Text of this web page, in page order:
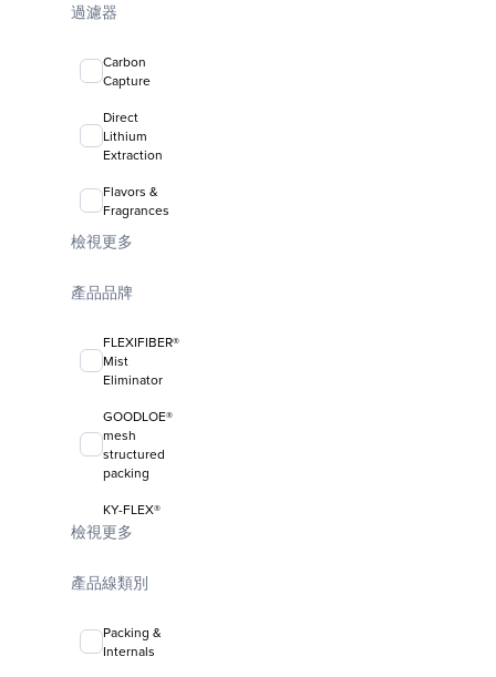
過濾器
Carbon
Capture
Direct
Lithium
Extraction
Flavors &
Fragrances
檢視更多
產品品牌
FLEXIFIBER®
Mist
Eliminator
GOODLOE®
mesh
structured
packing
KY-FLEX®
liquid-liquid
packing
檢視更多
產品線類別
Packing &
Internals